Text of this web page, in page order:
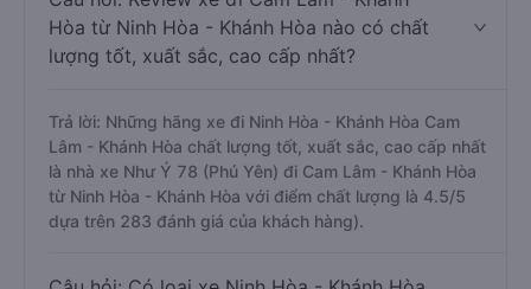
Hòa từ Ninh Hòa - Khánh Hòa nào có chất
lượng tốt, xuất sắc, cao cấp nhất?
Trả lời: Những hãng xe đi Ninh Hòa - Khánh Hòa Cam
Lâm - Khánh Hòa chất lượng tốt, xuất sắc, cao cấp nhất
là nhà xe Như Ý 78 (Phú Yên) đi Cam Lâm - Khánh Hòa
từ Ninh Hòa - Khánh Hòa với điểm chất lượng là 4.5/5
dựa trên 283 đánh giá của khách hàng).